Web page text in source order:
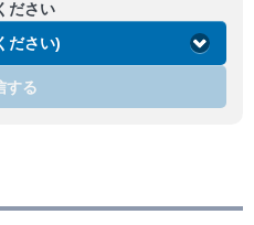
ださい
ださい)
する